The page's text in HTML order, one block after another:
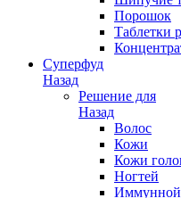
Порошок
Таблетки
Суперфуд
Назад
Решение для
Назад
Волос
Кожи
Кожи
Ногтей
Иммунной